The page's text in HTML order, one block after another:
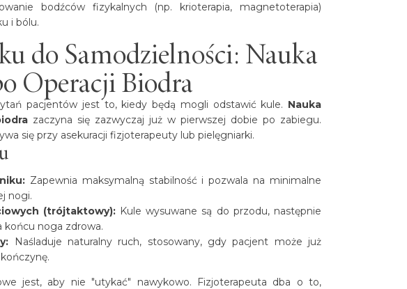
bodźców fizykalnych (np. krioterapia, magnetoterapia)
i bólu.
do Samodzielności: Nauka
Operacji Biodra
pacjentów jest to, kiedy będą mogli odstawić kule. Nauka
zaczyna się zazwyczaj już w pierwszej dobie po zabiegu.
się przy asekuracji fizjoterapeuty lub pielęgniarki.
Zapewnia maksymalną stabilność i pozwala na minimalne
nogi.
(trójtaktowy):Kule wysuwane są do przodu, następnie
końcu noga zdrowa.
Naśladuje naturalny ruch, stosowany, gdy pacjent może już
jest, aby nie "utykać" nawykowo. Fizjoterapeuta dba o to,